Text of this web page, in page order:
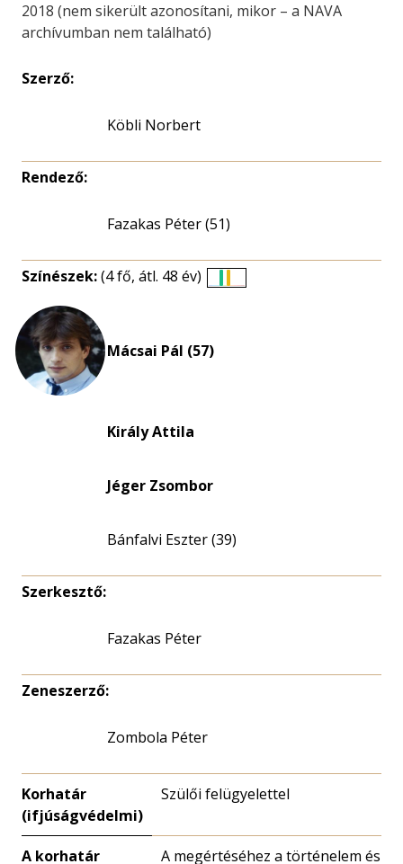
2018 (nem sikerült azonosítani, mikor – a NAVA
archívumban nem található)
Szerző:
Köbli Norbert
Rendező:
Fazakas Péter (51)
Színészek:(4 fő, átl. 48 év)
Mácsai Pál (57)
Király Attila
Jéger Zsombor
Bánfalvi Eszter (39)
Szerkesztő:
Fazakas Péter
Zeneszerző:
Zombola Péter
Korhatár
(ifjúságvédelmi)
Szülői felügyelettel
A korhatár A megértéséhez a történelem és